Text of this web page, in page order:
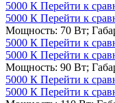
5000 К Перейти к
5000 К Перейти к
Мощность: 70 Вт;
5000 К Перейти к
5000 К Перейти к
Мощность: 90 Вт;
5000 К Перейти к
5000 К Перейти к